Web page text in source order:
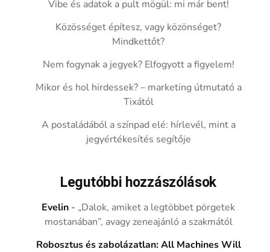
Vibe és adatok a pult mögül: mi már bent!
Közösséget építesz, vagy közönséget?
Mindkettőt?
Nem fogynak a jegyek? Elfogyott a figyelem!
Mikor és hol hirdessek? – marketing útmutató a
Tixától
A postaládából a színpad elé: hírlevél, mint a
jegyértékesítés segítője
Legutóbbi hozzászólások
Evelin - „Dalok, amiket a legtöbbet pörgetek
mostanában”, avagy zeneajánló a szakmától
Robosztus és zabolázatlan: All Machines Will